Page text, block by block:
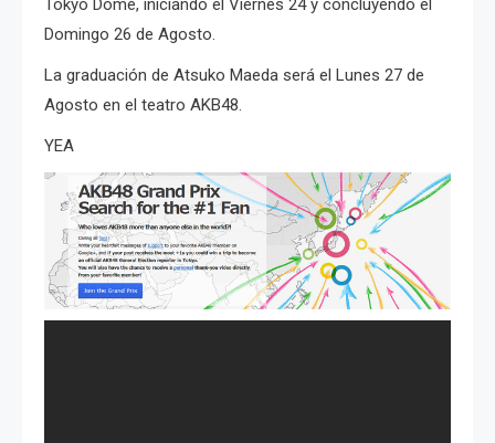
Tokyo Dome, iniciando el Viernes 24 y concluyendo el
Domingo 26 de Agosto.
La graduación de Atsuko Maeda será el Lunes 27 de
Agosto en el teatro AKB48.
YEA